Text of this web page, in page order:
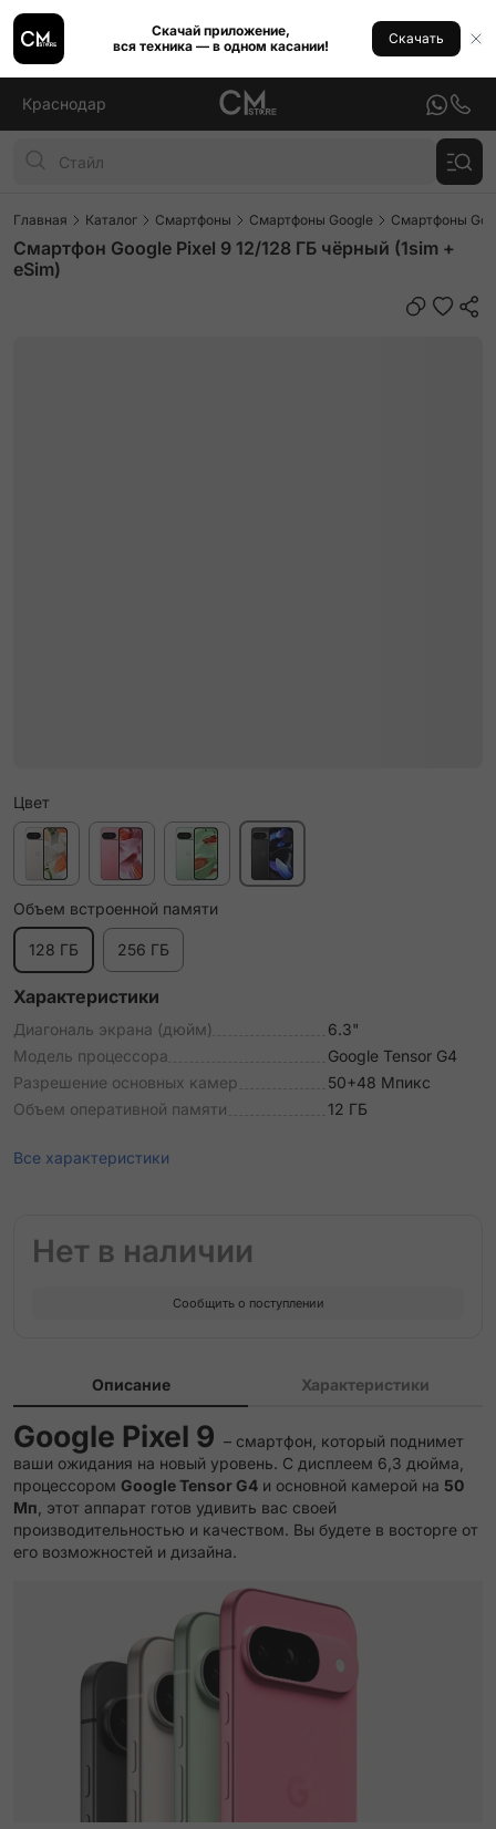
Скачай приложение,
вся техника — в одном касании!
Скачать
Краснодар
Главная Каталог Смартфоны Смартфоны Google Смартфоны
Смартфон Google Pixel 9 12/128 ГБ чёрный (1sim +
eSim)
Цвет
Объем встроенной памяти
128 ГБ 256 ГБ
Характеристики
Диагональ экрана (дюйм)
6.3"
Модель процессора
Google Tensor G4
Разрешение основных камер
50+48 Мпикс
Объем оперативной памяти
12 ГБ
Все характеристики
Нет в наличии
Сообщить о поступлении
Описание Характеристики
Google Pixel 9 – смартфон, который поднимет
ваши ожидания на новый уровень. С дисплеем 6,3 дюйма,
процессором Google Tensor G4 и основной камерой на 50
Мп , этот аппарат готов удивить вас своей
производительностью и качеством. Вы будете в восторге от
его возможностей и дизайна.